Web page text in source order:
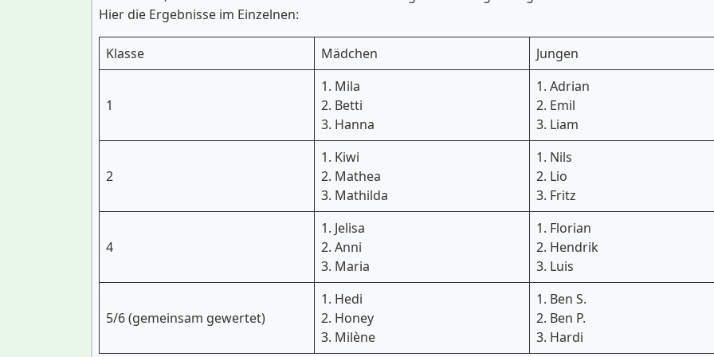
Hier die Ergebnisse im Einzelnen:
Klasse Mädchen Jungen
1
1. Mila
2. Betti
3. Hanna
1. Adrian
2. Emil
3. Liam
2
1. Kiwi
2. Mathea
3. Mathilda
1. Nils
2. Lio
3. Fritz
4
1. Jelisa
2. Anni
3. Maria
1. Florian
2. Hendrik
3. Luis
5/6 (gemeinsam gewertet)
1. Hedi
2. Honey
3. Milène
1. Ben S.
2. Ben P.
3. Hardi